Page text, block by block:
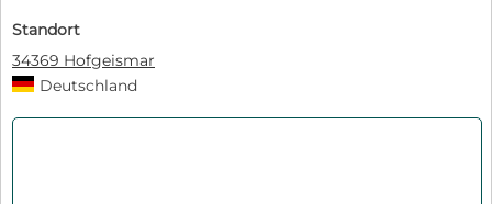
Standort
34369 Hofgeismar
Deutschland